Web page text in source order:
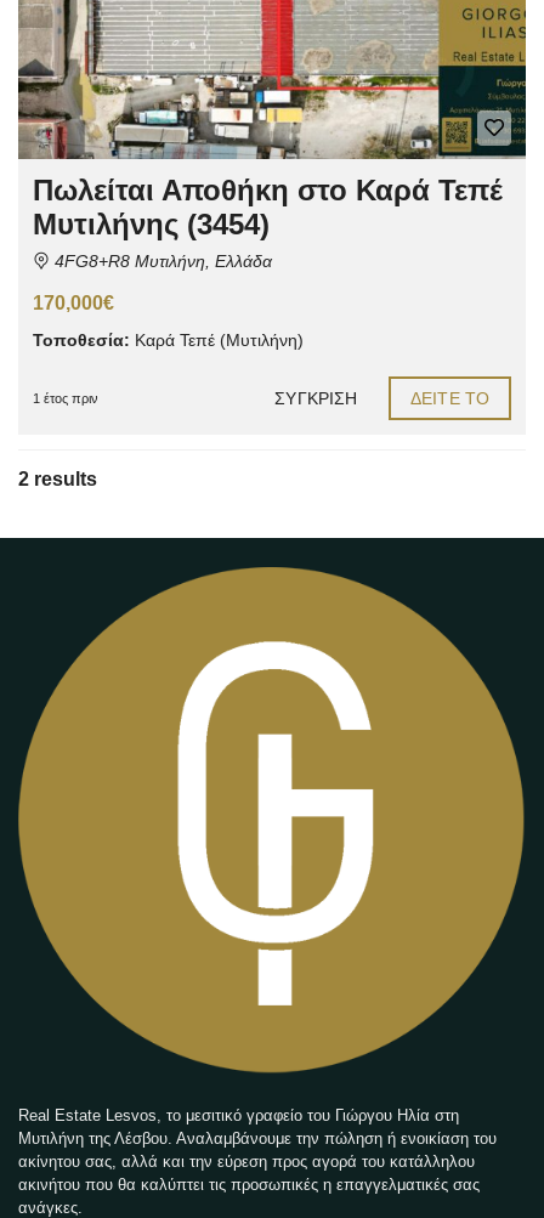
Πωλείται Αποθήκη στο Καρά Τεπέ
Μυτιλήνης (3454)
4FG8+R8 Μυτιλήνη, Ελλάδα
170,000€
Τοποθεσία: Καρά Τεπέ (Μυτιλήνη)
1 έτος πριν ΣΎΓΚΡΙΣΗ ΔΕΊΤΕ ΤΟ
2 results
Real Estate Lesvos, το μεσιτικό γραφείο του Γιώργου Ηλία στη
Μυτιλήνη της Λέσβου. Αναλαμβάνουμε την πώληση ή ενοικίαση του
ακίνητου σας, αλλά και την εύρεση προς αγορά του κατάλληλου
ακινήτου που θα καλύπτει τις προσωπικές η επαγγελματικές σας
ανάγκες.